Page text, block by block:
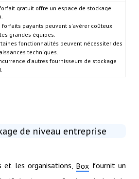
forfait gratuit offre un espace de stockage
forfaits payants peuvent s'avérer coûteux
grandes équipes.
fonctionnalités peuvent nécessiter des
techniques.
d'autres fournisseurs de stockage
de niveau entreprise
et les organisations, Box fournit un